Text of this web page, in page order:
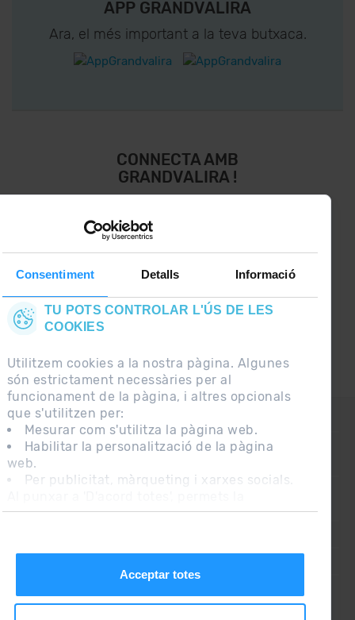
Consentiment Detalls Informació
TU POTS CONTROLAR L'ÚS DE LES
COOKIES
Utilitzem cookies a la nostra pàgina. Algunes
són estrictament necessàries per al
funcionament de la pàgina, i altres opcionals
que s'utilitzen per:
Mesurar com s'utilitza la pàgina web.
Habilitar la personalització de la pàgina
web.
Per publicitat, màrqueting i xarxes socials.
instal·lació de les cookies. Si prefereixes
Acceptar totes
APP GRANDVALIRA
Ara, el més important a la teva butxaca.
CONNECTA AMB
GRANDVALIRA !
lo últim el primer :)
CONTACTE
PREGUNTES FREQÜENTS